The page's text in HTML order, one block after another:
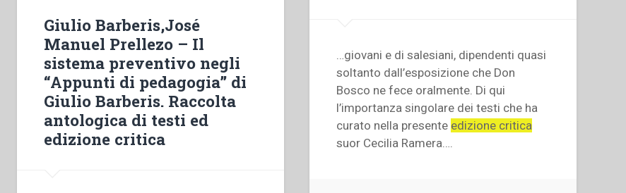
…giovani e di salesiani, dipendenti quasi
soltanto dall’esposizione che Don
Bosco ne fece oralmente. Di qui
l’importanza singolare dei testi che ha
curato nella presente edizione critica
suor Cecilia Ramera….
Giulio Barberis,José
Manuel Prellezo – Il
sistema preventivo negli
“Appunti di pedagogia” di
Giulio Barberis. Raccolta
antologica di testi ed
edizione critica